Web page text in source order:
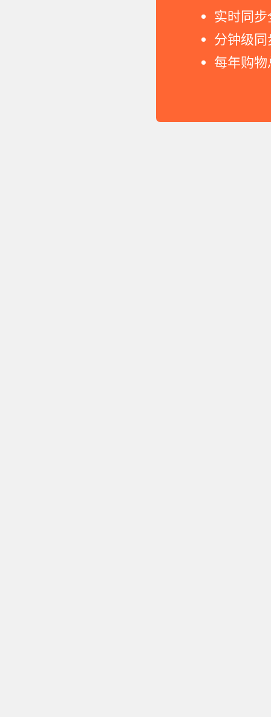
实时同
分钟级
每年购